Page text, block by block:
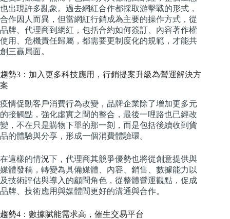
也出現許多亂象。過去網紅合作都採取游擊戰的形式，
合作因人而異，但當網紅行銷成為主要的操作方式，從
品牌、代理商到網紅，包括合約如何簽訂、內容著作權
使用、危機責任歸屬，都需要更制度化的規範，才能共
創三贏局面。
趨勢3：加入更多科技應用，行銷提案升級為營運解決方
案
疫情促動客戶消費行為改變，品牌企業除了增加更多元
的接觸點，強化虛實之間的整合，最後一哩路也已經改
變，不在只是購物下單的那一刻，而是包括後續收到貨
品的體驗與分享，形成一個消費體驗環。
在這樣的情況下，代理商其競爭優勢也將從創意提供與
媒體發稿，轉變為具備媒體、內容、銷售、數據能力以
及技術評估與導入的顧問角色，從整體營運觀點，促成
品牌、技術應用與媒體間更好的溝通與合作。
趨勢4：數據賦能需求高，催生交易平台